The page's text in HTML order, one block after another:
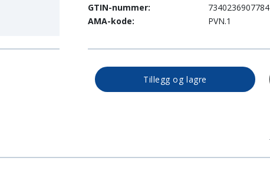
GTIN-nummer:
7340236907784
AMA-kode:
PVN.1
Tillegg og lagre